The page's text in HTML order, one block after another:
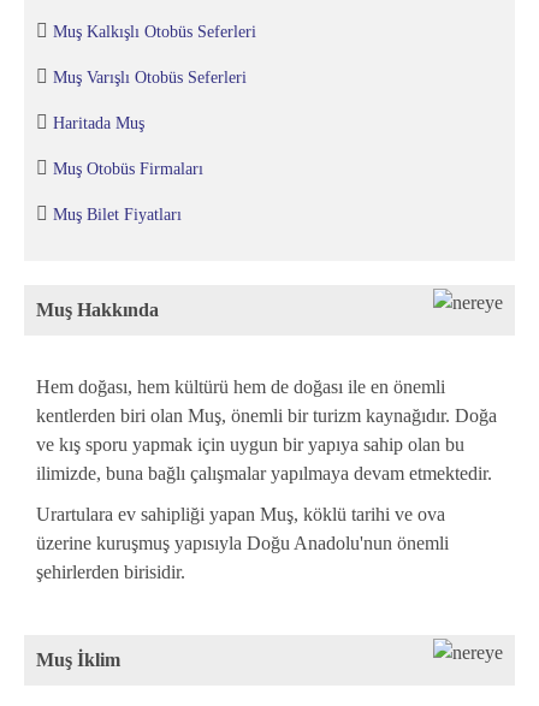
Muş Kalkışlı Otobüs Seferleri
Muş Varışlı Otobüs Seferleri
Haritada Muş
Muş Otobüs Firmaları
Muş Bilet Fiyatları
Muş Hakkında
Hem doğası, hem kültürü hem de doğası ile en önemli
kentlerden biri olan Muş, önemli bir turizm kaynağıdır. Doğa
ve kış sporu yapmak için uygun bir yapıya sahip olan bu
ilimizde, buna bağlı çalışmalar yapılmaya devam etmektedir.
Urartulara ev sahipliği yapan Muş, köklü tarihi ve ova
üzerine kuruşmuş yapısıyla Doğu Anadolu'nun önemli
şehirlerden birisidir.
Muş İklim